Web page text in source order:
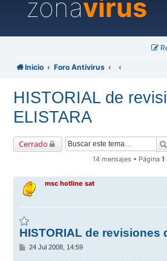
zonavirus
Inicio Foro Antivirus
HISTORIAL de
ELISTARA
Cerrado
14 mensajes • Página 1
msc hotline sat
HISTORIAL de revisiones
M
24 Jul 2008, 14:59